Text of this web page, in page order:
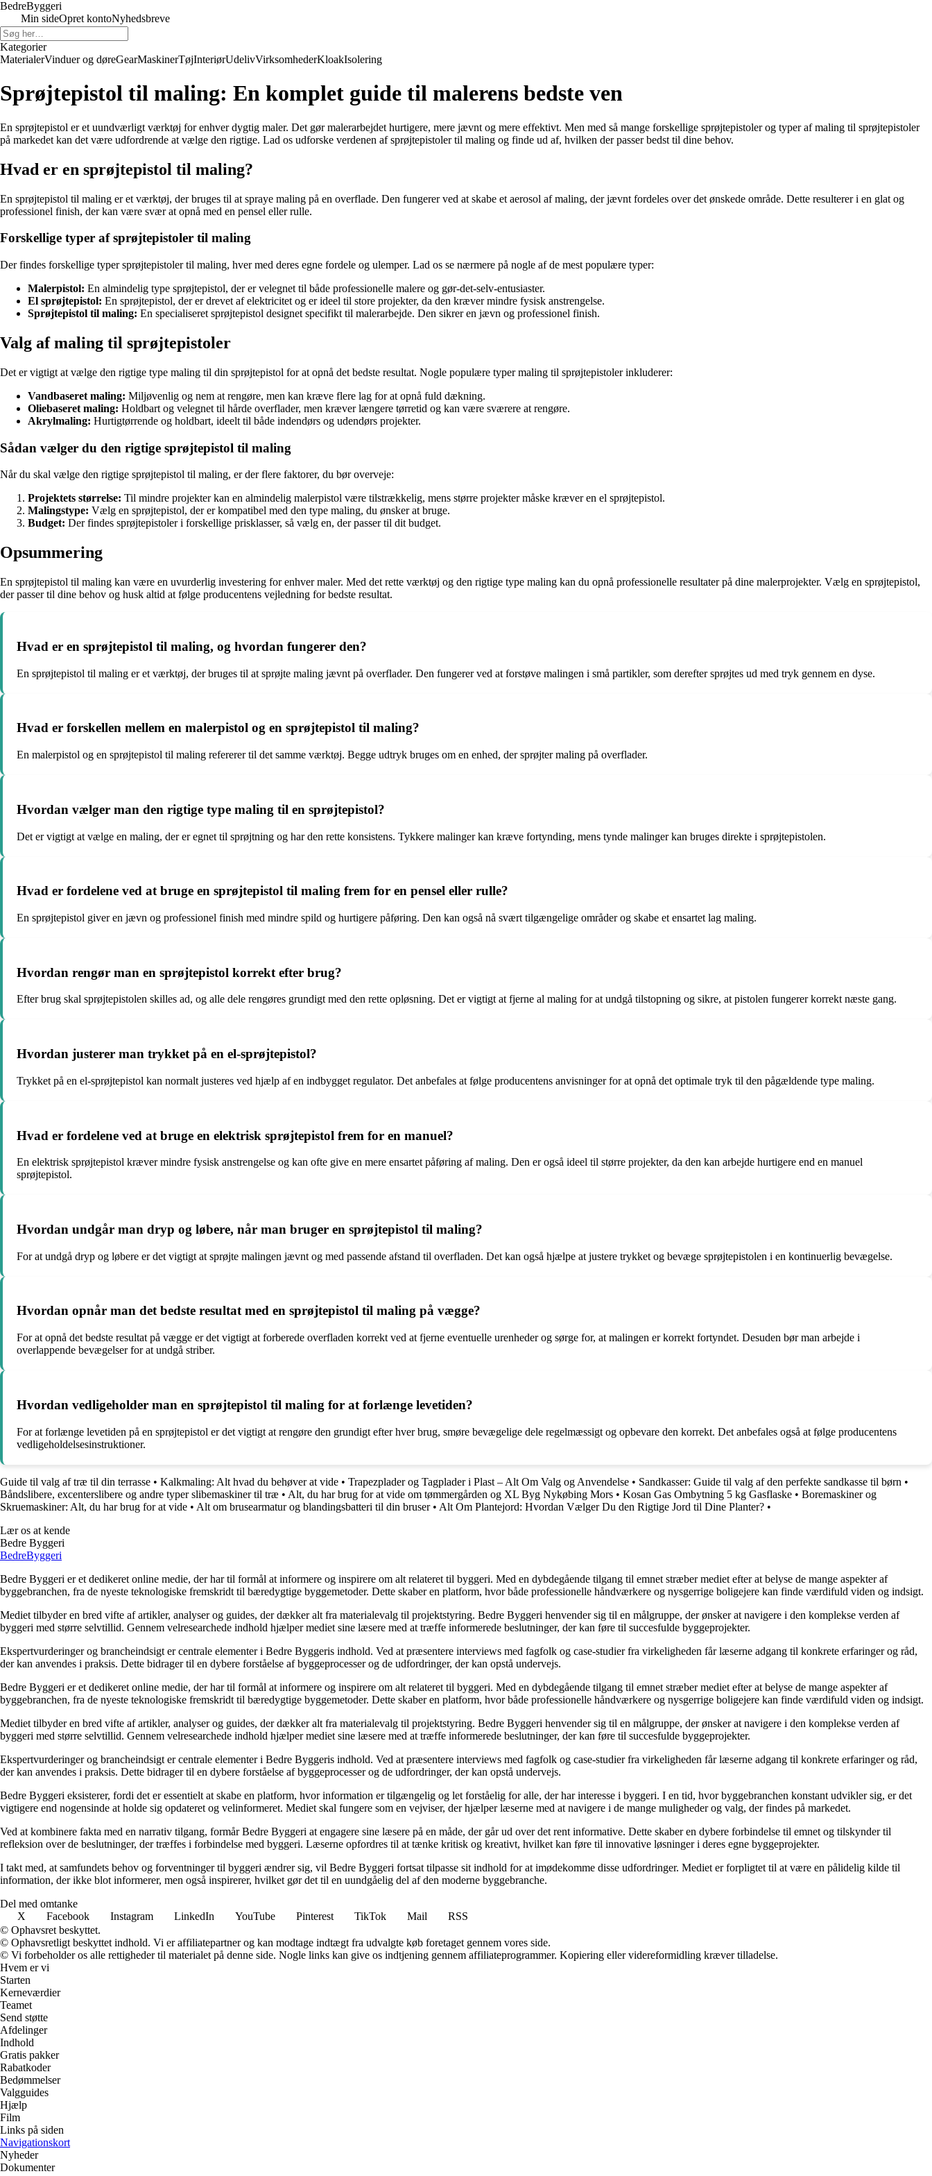
BedreByggeri
Min sideOpret kontoNyhedsbreve
Kategorier
MaterialerVinduer og døreGearMaskinerTøjInteriørUdelivVirksomhederKloakIsolering
Sprøjtepistol til maling: En komplet guide til malerens bedste ven
En sprøjtepistol er et uundværligt værktøj for enhver dygtig maler. Det gør malerarbejdet hurtigere, mere jævnt og mere effektivt. Men med så mange forskellige sprøjtepistoler og typer af maling til sprøjtepistoler
på markedet kan det være udfordrende at vælge den rigtige. Lad os udforske verdenen af sprøjtepistoler til maling og finde ud af, hvilken der passer bedst til dine behov.
Hvad er en sprøjtepistol til maling?
En sprøjtepistol til maling er et værktøj, der bruges til at spraye maling på en overflade. Den fungerer ved at skabe et aerosol af maling, der jævnt fordeles over det ønskede område. Dette resulterer i en glat og
professionel finish, der kan være svær at opnå med en pensel eller rulle.
Forskellige typer af sprøjtepistoler til maling
Der findes forskellige typer sprøjtepistoler til maling, hver med deres egne fordele og ulemper. Lad os se nærmere på nogle af de mest populære typer:
Malerpistol: En almindelig type sprøjtepistol, der er velegnet til både professionelle malere og gør-det-selv-entusiaster.
El sprøjtepistol: En sprøjtepistol, der er drevet af elektricitet og er ideel til store projekter, da den kræver mindre fysisk anstrengelse.
Sprøjtepistol til maling: En specialiseret sprøjtepistol designet specifikt til malerarbejde. Den sikrer en jævn og professionel finish.
Valg af maling til sprøjtepistoler
Det er vigtigt at vælge den rigtige type maling til din sprøjtepistol for at opnå det bedste resultat. Nogle populære typer maling til sprøjtepistoler inkluderer:
Vandbaseret maling: Miljøvenlig og nem at rengøre, men kan kræve flere lag for at opnå fuld dækning.
Oliebaseret maling: Holdbart og velegnet til hårde overflader, men kræver længere tørretid og kan være sværere at rengøre.
Akrylmaling: Hurtigtørrende og holdbart, ideelt til både indendørs og udendørs projekter.
Sådan vælger du den rigtige sprøjtepistol til maling
Når du skal vælge den rigtige sprøjtepistol til maling, er der flere faktorer, du bør overveje:
Projektets størrelse: Til mindre projekter kan en almindelig malerpistol være tilstrækkelig, mens større projekter måske kræver en el sprøjtepistol.
Malingstype: Vælg en sprøjtepistol, der er kompatibel med den type maling, du ønsker at bruge.
Budget: Der findes sprøjtepistoler i forskellige prisklasser, så vælg en, der passer til dit budget.
Opsummering
En sprøjtepistol til maling kan være en uvurderlig investering for enhver maler. Med det rette værktøj og den rigtige type maling kan du opnå professionelle resultater på dine malerprojekter. Vælg en sprøjtepistol,
der passer til dine behov og husk altid at følge producentens vejledning for bedste resultat.
Hvad er en sprøjtepistol til maling, og hvordan fungerer den?
En sprøjtepistol til maling er et værktøj, der bruges til at sprøjte maling jævnt på overflader. Den fungerer ved at forstøve malingen i små partikler, som derefter sprøjtes ud med tryk gennem en dyse.
Hvad er forskellen mellem en malerpistol og en sprøjtepistol til maling?
En malerpistol og en sprøjtepistol til maling refererer til det samme værktøj. Begge udtryk bruges om en enhed, der sprøjter maling på overflader.
Hvordan vælger man den rigtige type maling til en sprøjtepistol?
Det er vigtigt at vælge en maling, der er egnet til sprøjtning og har den rette konsistens. Tykkere malinger kan kræve fortynding, mens tynde malinger kan bruges direkte i sprøjtepistolen.
Hvad er fordelene ved at bruge en sprøjtepistol til maling frem for en pensel eller rulle?
En sprøjtepistol giver en jævn og professionel finish med mindre spild og hurtigere påføring. Den kan også nå svært tilgængelige områder og skabe et ensartet lag maling.
Hvordan rengør man en sprøjtepistol korrekt efter brug?
Efter brug skal sprøjtepistolen skilles ad, og alle dele rengøres grundigt med den rette opløsning. Det er vigtigt at fjerne al maling for at undgå tilstopning og sikre, at pistolen fungerer korrekt næste gang.
Hvordan justerer man trykket på en el-sprøjtepistol?
Trykket på en el-sprøjtepistol kan normalt justeres ved hjælp af en indbygget regulator. Det anbefales at følge producentens anvisninger for at opnå det optimale tryk til den pågældende type maling.
Hvad er fordelene ved at bruge en elektrisk sprøjtepistol frem for en manuel?
En elektrisk sprøjtepistol kræver mindre fysisk anstrengelse og kan ofte give en mere ensartet påføring af maling. Den er også ideel til større projekter, da den kan arbejde hurtigere end en manuel
sprøjtepistol.
Hvordan undgår man dryp og løbere, når man bruger en sprøjtepistol til maling?
For at undgå dryp og løbere er det vigtigt at sprøjte malingen jævnt og med passende afstand til overfladen. Det kan også hjælpe at justere trykket og bevæge sprøjtepistolen i en kontinuerlig bevægelse.
Hvordan opnår man det bedste resultat med en sprøjtepistol til maling på vægge?
For at opnå det bedste resultat på vægge er det vigtigt at forberede overfladen korrekt ved at fjerne eventuelle urenheder og sørge for, at malingen er korrekt fortyndet. Desuden bør man arbejde i
overlappende bevægelser for at undgå striber.
Hvordan vedligeholder man en sprøjtepistol til maling for at forlænge levetiden?
For at forlænge levetiden på en sprøjtepistol er det vigtigt at rengøre den grundigt efter hver brug, smøre bevægelige dele regelmæssigt og opbevare den korrekt. Det anbefales også at følge producentens
vedligeholdelsesinstruktioner.
Guide til valg af træ til din terrasse • Kalkmaling: Alt hvad du behøver at vide • Trapezplader og Tagplader i Plast – Alt Om Valg og Anvendelse • Sandkasser: Guide til valg af den perfekte sandkasse til børn •
Båndslibere, excenterslibere og andre typer slibemaskiner til træ • Alt, du har brug for at vide om tømmergården og XL Byg Nykøbing Mors • Kosan Gas Ombytning 5 kg Gasflaske • Boremaskiner og
Skruemaskiner: Alt, du har brug for at vide • Alt om brusearmatur og blandingsbatteri til din bruser• Alt Om Plantejord: Hvordan Vælger Du den Rigtige Jord til Dine Planter? •
Lær os at kende
Bedre Byggeri
BedreByggeri
Bedre Byggeri er et dedikeret online medie, der har til formål at informere og inspirere om alt relateret til byggeri. Med en dybdegående tilgang til emnet stræber mediet efter at belyse de mange aspekter af
byggebranchen, fra de nyeste teknologiske fremskridt til bæredygtige byggemetoder. Dette skaber en platform, hvor både professionelle håndværkere og nysgerrige boligejere kan finde værdifuld viden og indsigt.
Mediet tilbyder en bred vifte af artikler, analyser og guides, der dækker alt fra materialevalg til projektstyring. Bedre Byggeri henvender sig til en målgruppe, der ønsker at navigere i den komplekse verden af
byggeri med større selvtillid. Gennem velresearchede indhold hjælper mediet sine læsere med at træffe informerede beslutninger, der kan føre til succesfulde byggeprojekter.
Ekspertvurderinger og brancheindsigt er centrale elementer i Bedre Byggeris indhold. Ved at præsentere interviews med fagfolk og case-studier fra virkeligheden får læserne adgang til konkrete erfaringer og råd,
der kan anvendes i praksis. Dette bidrager til en dybere forståelse af byggeprocesser og de udfordringer, der kan opstå undervejs.
Bedre Byggeri er et dedikeret online medie, der har til formål at informere og inspirere om alt relateret til byggeri. Med en dybdegående tilgang til emnet stræber mediet efter at belyse de mange aspekter af
byggebranchen, fra de nyeste teknologiske fremskridt til bæredygtige byggemetoder. Dette skaber en platform, hvor både professionelle håndværkere og nysgerrige boligejere kan finde værdifuld viden og indsigt.
Mediet tilbyder en bred vifte af artikler, analyser og guides, der dækker alt fra materialevalg til projektstyring. Bedre Byggeri henvender sig til en målgruppe, der ønsker at navigere i den komplekse verden af
byggeri med større selvtillid. Gennem velresearchede indhold hjælper mediet sine læsere med at træffe informerede beslutninger, der kan føre til succesfulde byggeprojekter.
Ekspertvurderinger og brancheindsigt er centrale elementer i Bedre Byggeris indhold. Ved at præsentere interviews med fagfolk og case-studier fra virkeligheden får læserne adgang til konkrete erfaringer og råd,
der kan anvendes i praksis. Dette bidrager til en dybere forståelse af byggeprocesser og de udfordringer, der kan opstå undervejs.
Bedre Byggeri eksisterer, fordi det er essentielt at skabe en platform, hvor information er tilgængelig og let forståelig for alle, der har interesse i byggeri. I en tid, hvor byggebranchen konstant udvikler sig, er det
vigtigere end nogensinde at holde sig opdateret og velinformeret. Mediet skal fungere som en vejviser, der hjælper læserne med at navigere i de mange muligheder og valg, der findes på markedet.
Ved at kombinere fakta med en narrativ tilgang, formår Bedre Byggeri at engagere sine læsere på en måde, der går ud over det rent informative. Dette skaber en dybere forbindelse til emnet og tilskynder til
refleksion over de beslutninger, der træffes i forbindelse med byggeri. Læserne opfordres til at tænke kritisk og kreativt, hvilket kan føre til innovative løsninger i deres egne byggeprojekter.
I takt med, at samfundets behov og forventninger til byggeri ændrer sig, vil Bedre Byggeri fortsat tilpasse sit indhold for at imødekomme disse udfordringer. Mediet er forpligtet til at være en pålidelig kilde til
information, der ikke blot informerer, men også inspirerer, hvilket gør det til en uundgåelig del af den moderne byggebranche.
Del med omtanke
X
Facebook Instagram LinkedIn YouTube Pinterest TikTok Mail
RSS
© Ophavsret beskyttet.
© Ophavsretligt beskyttet indhold. Vi er affiliatepartner og kan modtage indtægt fra udvalgte køb foretaget gennem vores side.
© Vi forbeholder os alle rettigheder til materialet på denne side. Nogle links kan give os indtjening gennem affiliateprogrammer. Kopiering eller videreformidling kræver tilladelse.
Hvem er vi
Starten
Kerneværdier
Teamet
Send støtte
Afdelinger
Indhold
Gratis pakker
Rabatkoder
Bedømmelser
Valgguides
Hjælp
Film
Links på siden
Navigationskort
Nyheder
Dokumenter